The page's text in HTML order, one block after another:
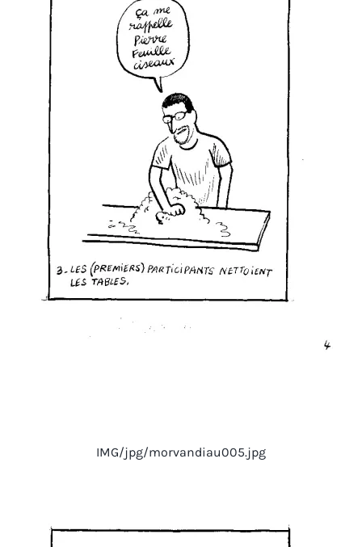
IMG/jpg/morvandiau005.jpg